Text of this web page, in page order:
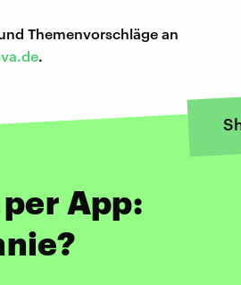
Themenvorschläge an
.
App: